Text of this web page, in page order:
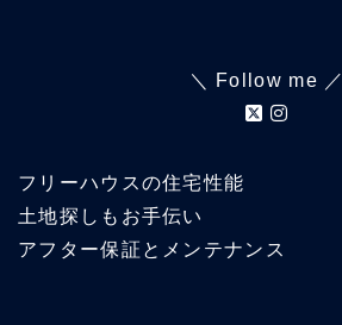
＼ Follow me ／
フリーハウスの住宅性能
土地探しもお手伝い
アフター保証とメンテナンス